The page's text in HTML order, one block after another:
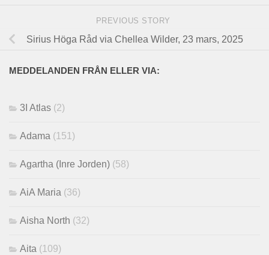
PREVIOUS STORY
Sirius Höga Råd via Chellea Wilder, 23 mars, 2025
MEDDELANDEN FRÅN ELLER VIA:
3I Atlas (2)
Adama (151)
Agartha (Inre Jorden) (58)
AiA Maria (36)
Aisha North (32)
Aita (109)